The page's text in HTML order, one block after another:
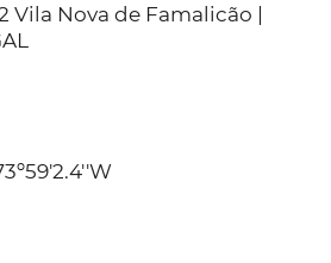
Vila Nova de Famalicão |